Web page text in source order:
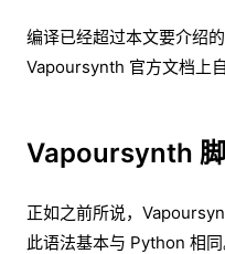
编译已经超过本文要介绍
Vapoursynth 官方文档上自
Vapoursynth
正如之前所说，
此语法基本与 Python 相